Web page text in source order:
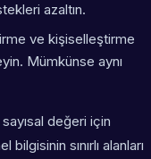
azaltın.
ve kişiselleştirme
Mümkünse aynı
sayısal değeri için
sınırlı alanları